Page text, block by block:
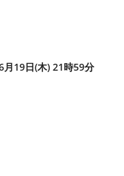
19日(木) 21時59分